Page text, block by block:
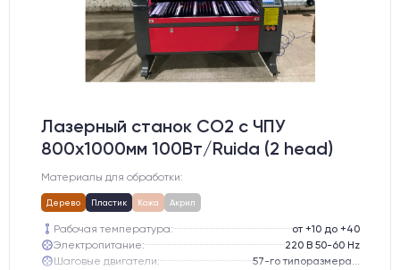
Лазерный станок CO2 c ЧПУ
800х1000мм 100Вт/Ruida (2 head)
Материалы для обработки:
Дерево Пластик Кожа Акрил
Рабочая температура:
от +10 до +40
Электропитание:
220 В 50-60 Hz
Шаговые двигатели: